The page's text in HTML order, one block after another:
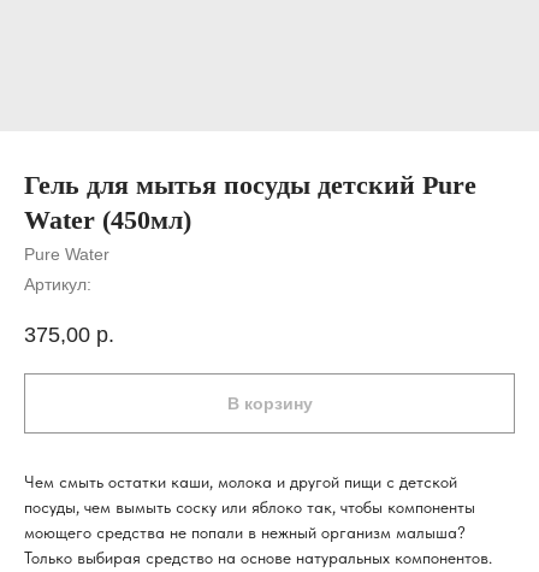
Гель для мытья посуды детский Pure
Water (450мл)
Pure Water
Артикул:
375,00 р.
В корзину
Чем смыть остатки каши, молока и другой пищи с детской
посуды, чем вымыть соску или яблоко так, чтобы компоненты
моющего средства не попали в нежный организм малыша?
Только выбирая средство на основе натуральных компонентов.